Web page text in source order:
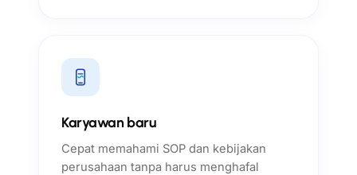
Karyawan baru
Cepat memahami SOP dan kebijakan
perusahaan tanpa harus menghafal